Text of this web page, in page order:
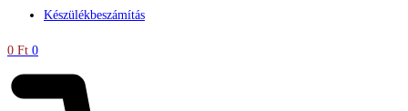
Készülékbeszámítás
0 Ft 0